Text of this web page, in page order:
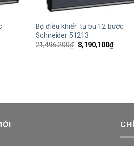
+
Bộ điều khiển tụ bù 12 bước
Schneider 51213
21,496,200₫ Giá
gốc
8,190,100₫Giá
hiện